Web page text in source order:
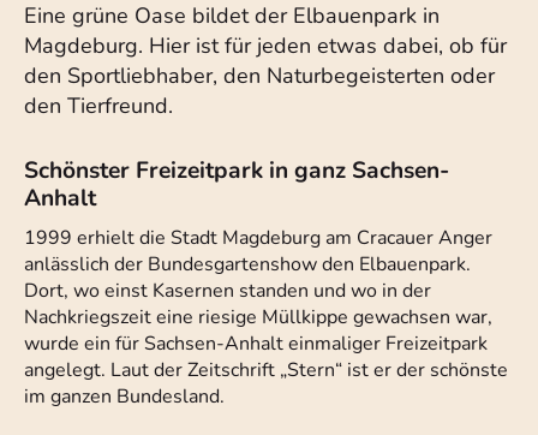
Eine grüne Oase bildet der Elbauenpark in
Magdeburg. Hier ist für jeden etwas dabei, ob für
den Sportliebhaber, den Naturbegeisterten oder
den Tierfreund.
Schönster Freizeitpark in ganz Sachsen-
Anhalt
1999 erhielt die Stadt Magdeburg am Cracauer Anger
anlässlich der Bundesgartenshow den Elbauenpark.
Dort, wo einst Kasernen standen und wo in der
Nachkriegszeit eine riesige Müllkippe gewachsen war,
wurde ein für Sachsen-Anhalt einmaliger Freizeitpark
angelegt. Laut der Zeitschrift „Stern“ ist er der schönste
im ganzen Bundesland.